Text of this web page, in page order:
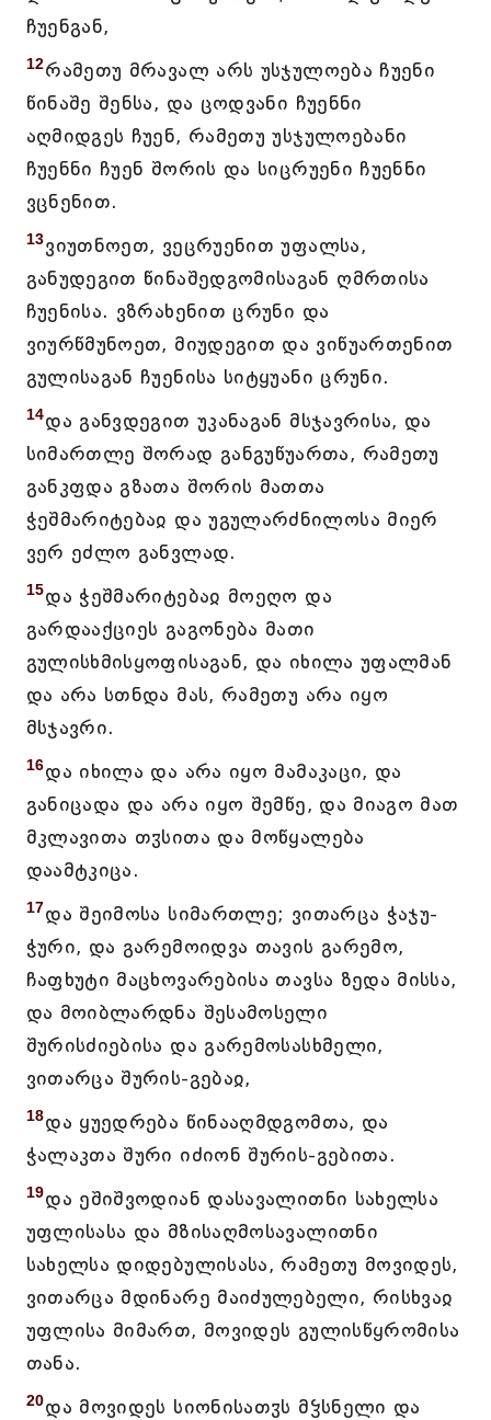
ჩუენგან,
12რამეთუ მრავალ არს უსჯულოება ჩუენი
წინაშე შენსა, და ცოდვანი ჩუენნი
აღმიდგეს ჩუენ, რამეთუ უსჯულოებანი
ჩუენნი ჩუენ შორის და სიცრუენი ჩუენნი
ვცნენით.
13ვიუთნოეთ, ვეცრუენით უფალსა,
განუდეგით წინაშედგომისაგან ღმრთისა
ჩუენისა. ვზრახენით ცრუნი და
ვიურწმუნოეთ, მიუდეგით და ვიწუართენით
გულისაგან ჩუენისა სიტყუანი ცრუნი.
14და განვდეგით უკანაგან მსჯავრისა, და
სიმართლე შორად განგუწუართა, რამეთუ
განკფდა გზათა შორის მათთა
ჭეშმარიტებაჲ და უგულარძნილოსა მიერ
ვერ ეძლო განვლად.
15და ჭეშმარიტებაჲ მოეღო და
გარდააქციეს გაგონება მათი
გულისხმისყოფისაგან, და იხილა უფალმან
და არა სთნდა მას, რამეთუ არა იყო
მსჯავრი.
16და იხილა და არა იყო მამაკაცი, და
განიცადა და არა იყო შემწე, და მიაგო მათ
მკლავითა თჳსითა და მოწყალება
დაამტკიცა.
17და შეიმოსა სიმართლე; ვითარცა ჭაჯუ-
ჭური, და გარემოიდვა თავის გარემო,
ჩაფხუტი მაცხოვარებისა თავსა ზედა მისსა,
და მოიბლარდნა შესამოსელი
შურისძიებისა და გარემოსასხმელი,
ვითარცა შურის-გებაჲ,
18და ყუედრება წინააღმდგომთა, და
ჭალაკთა შური იძიონ შურის-გებითა.
19და ეშიშვოდიან დასავალითნი სახელსა
უფლისასა და მზისაღმოსავალითნი
სახელსა დიდებულისასა, რამეთუ მოვიდეს,
ვითარცა მდინარე მაიძულებელი, რისხვაჲ
უფლისა მიმართ, მოვიდეს გულისწყრომისა
თანა.
20და მოვიდეს სიონისათჳს მჴსნელი და